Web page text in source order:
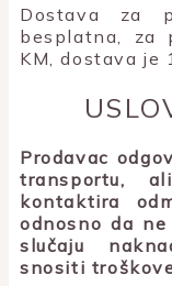
Dostava za
besplatna, za
KM, dostava je
Prodavac
transportu,
kontaktira
odnosno da
slučaju
snositi